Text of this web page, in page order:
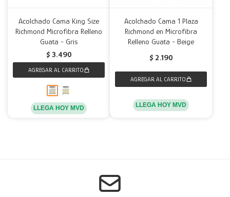
Acolchado Cama King Size
Richmond Microfibra Relleno
Guata - Gris
$ 3.490
LLEGA HOY MVD
Acolchado Cama 1 Plaza
Richmond en Microfibra
Relleno Guata - Beige
$ 2.190
LLEGA HOY MVD
Mesas
Calefactores
Acolchados y Frazadas
Fundas
Decoración
Accesorios para el hogar
Herramientas
Accesorios
Muebles Infantiles